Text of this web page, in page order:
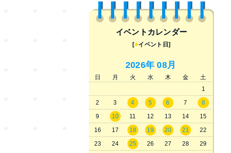
イベントカレンダー
[●イベント日]
2026年 08月
日 月 火 水 木 金
土
1
2
3 4 5 6 7
8
9
10 11 12 13 14
15
16
17 18 19 20 21
22
23
24 25 26 27 28
29